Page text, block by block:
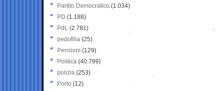
Partito Democratico (1.034)
PD (1.188)
PdL (2.781)
pedofilia (25)
Pensioni (129)
Politica (40.799)
polizia (253)
Porto (12)